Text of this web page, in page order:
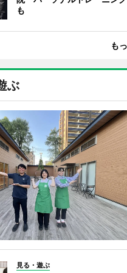
も
も
ぶ
見る・遊ぶ